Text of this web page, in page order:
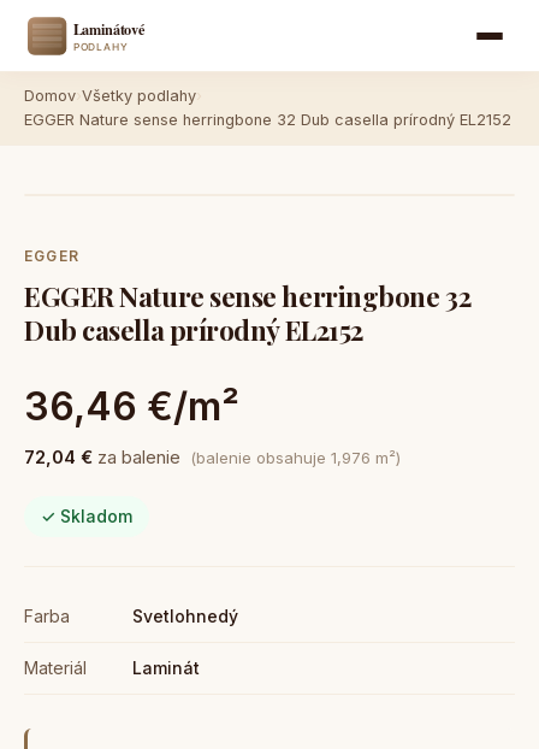
Domov Všetky podlahy
EGGER Nature sense herringbone 32 Dub casella prírodný EL2152
EGGER
EGGER Nature sense herringbone 32
Dub casella prírodný EL2152
36,46 €/m²
72,04 € za balenie (balenie obsahuje 1,976 m²)
✓ Skladom
Farba Svetlohnedý
Materiál Laminát